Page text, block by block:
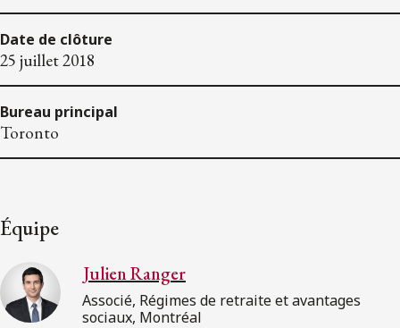
Date de clôture
25 juillet 2018
Bureau principal
Toronto
Équipe
Julien Ranger
Associé, Régimes de retraite et avantages
sociaux, Montréal